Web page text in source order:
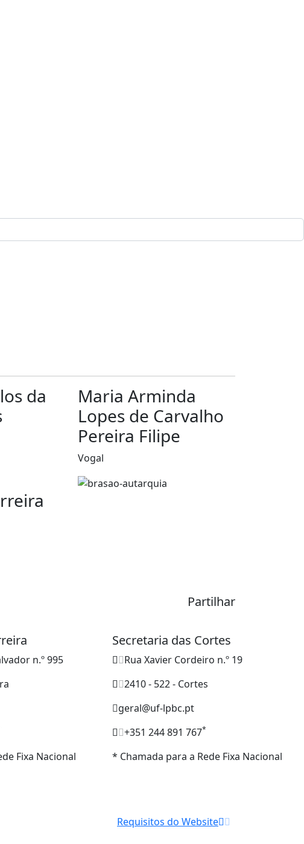
da
Maria Arminda
Lopes de Carvalho
Pereira Filipe
Vogal
Partilhar
n.º 995
Fixa Nacional
Secretaria das Cortes
Rua Xavier Cordeiro n.º 19
2410 - 522 - Cortes
geral@uf-lpbc.pt
+351 244 891 767*
* Chamada para a Rede Fixa Nacional
Requisitos do Website